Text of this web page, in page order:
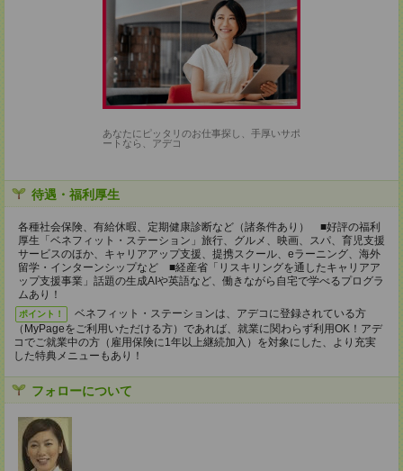
あなたにピッタリのお仕事探し、手厚いサポ
ートなら、アデコ
待遇・福利厚生
各種社会保険、有給休暇、定期健康診断など（諸条件あり） ■好評の福利
厚生「ベネフィット・ステーション」旅行、グルメ、映画、スパ、育児支援
サービスのほか、キャリアアップ支援、提携スクール、eラーニング、海外
留学・インターンシップなど ■経産省「リスキリングを通したキャリアア
ップ支援事業」話題の生成AIや英語など、働きながら自宅で学べるプログラ
ムあり！
ポイント！
ベネフィット・ステーションは、アデコに登録されている方
（MyPageをご利用いただける方）であれば、就業に関わらず利用OK！アデ
コでご就業中の方（雇用保険に1年以上継続加入）を対象にした、より充実
した特典メニューもあり！
フォローについて